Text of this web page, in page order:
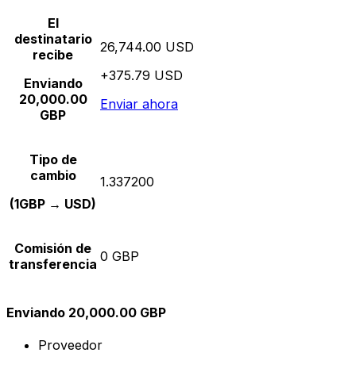
El
destinatario
recibe
Enviando
20,000.00
GBP
26,744.00 USD
+375.79 USD
Enviar ahora
Tipo de
cambio
(1GBP → USD)
1.337200
Comisión de
transferencia 0 GBP
Enviando 20,000.00 GBP
Proveedor